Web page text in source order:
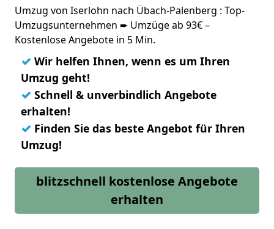
Umzug von Iserlohn nach Übach-Palenberg : Top-
Umzugsunternehmen ➨ Umzüge ab 93€ –
Kostenlose Angebote in 5 Min.
✓ Wir helfen Ihnen, wenn es um Ihren
Umzug geht!
✓ Schnell & unverbindlich Angebote
erhalten!
✓ Finden Sie das beste Angebot für Ihren
Umzug!
blitzschnell kostenlose Angebote
erhalten